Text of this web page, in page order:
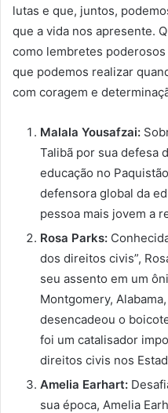
lutas e que, juntos,
que a vida nos apresente.
como lembretes
que podemos realizar
com coragem e
Malala Yousafzai:
Talibã por sua defesa
educação no
defensora global da
pessoa mais jovem a
Rosa Parks:
dos direitos civis”,
seu assento em um
Montgomery,
desencadeou o
foi um catalisador
direitos civis nos
Amelia Earhart:
sua época, Amelia